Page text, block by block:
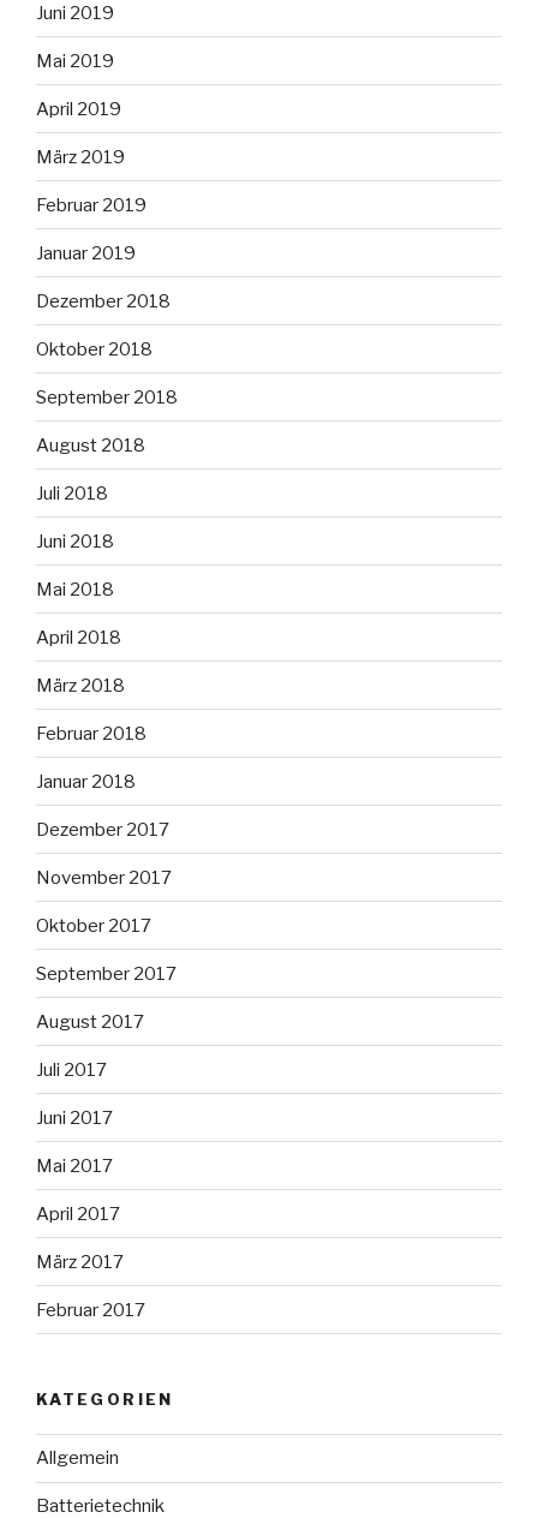
Juni 2019
Mai 2019
April 2019
März 2019
Februar 2019
Januar 2019
Dezember 2018
Oktober 2018
September 2018
August 2018
Juli 2018
Juni 2018
Mai 2018
April 2018
März 2018
Februar 2018
Januar 2018
Dezember 2017
November 2017
Oktober 2017
September 2017
August 2017
Juli 2017
Juni 2017
Mai 2017
April 2017
März 2017
Februar 2017
KATEGORIEN
Allgemein
Batterietechnik